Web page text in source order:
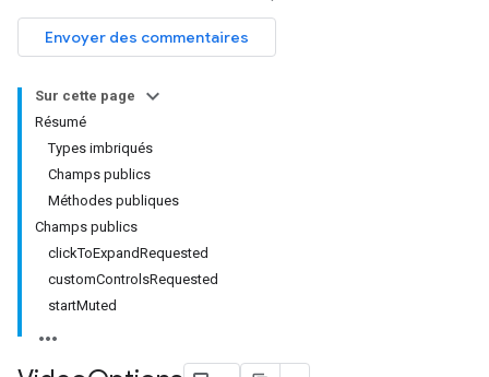
Envoyer des commentaires
Sur cette page
Résumé
Types imbriqués
Champs publics
Méthodes publiques
Champs publics
clickToExpandRequested
customControlsRequested
startMuted